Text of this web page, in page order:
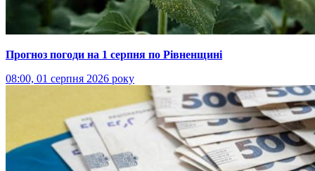
Прогноз погоди на 1 серпня по Рівненщині
08:00, 01 серпня 2026 року